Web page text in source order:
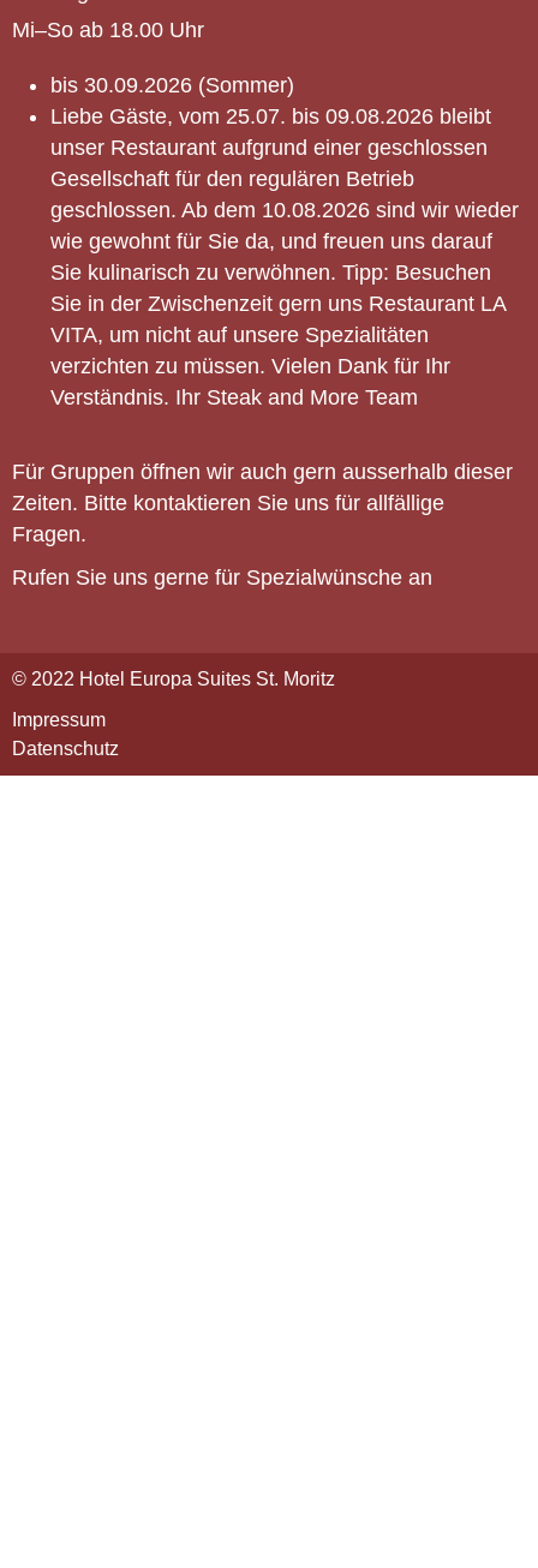
Mi–So ab 18.00 Uhr
bis 30.09.2026 (Sommer)
Liebe Gäste, vom 25.07. bis 09.08.2026 bleibt
unser Restaurant aufgrund einer geschlossen
Gesellschaft für den regulären Betrieb
geschlossen. Ab dem 10.08.2026 sind wir wieder
wie gewohnt für Sie da, und freuen uns darauf
Sie kulinarisch zu verwöhnen. Tipp: Besuchen
Sie in der Zwischenzeit gern uns Restaurant LA
VITA, um nicht auf unsere Spezialitäten
verzichten zu müssen. Vielen Dank für Ihr
Verständnis. Ihr Steak and More Team
Für Gruppen öffnen wir auch gern ausserhalb dieser
Zeiten. Bitte kontaktieren Sie uns für allfällige
Fragen.
Rufen Sie uns gerne für Spezialwünsche an
© 2022 Hotel Europa Suites St. Moritz
Impressum
Datenschutz